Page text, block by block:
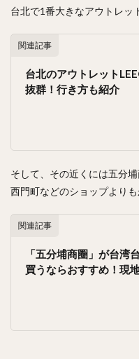
台北で1番大きなアウトレッ
関連記事
台北のアウトレット
抜群！行き方も紹介
そして、その近くには五分
西門町などのショップより
関連記事
「五分埔商圈」が台湾
買うならおすすめ！現